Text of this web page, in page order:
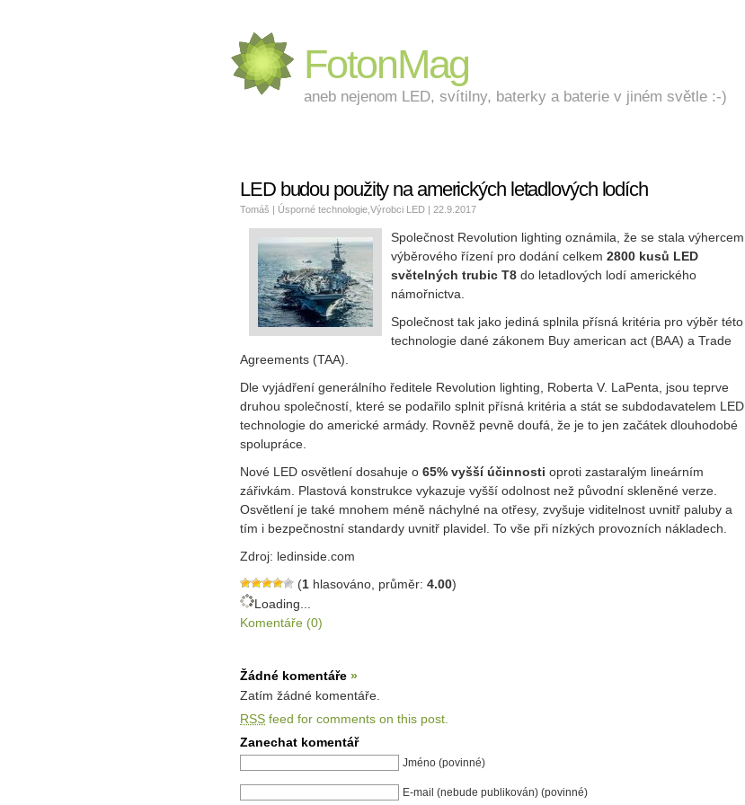
FotonMag
aneb nejenom LED, svítilny, baterky a baterie v jiném světle :-)
LED budou použity na amerických letadlových lodích
Tomáš | Úsporné technologie Výrobci LED | 22.9.2017
Společnost Revolution lighting oznámila, že se stala výhercem
výběrového řízení pro dodání celkem 2800 kusů LED
světelných trubic T8 do letadlových lodí amerického
námořnictva.
Společnost tak jako jediná splnila přísná kritéria pro výběr této
technologie dané zákonem Buy american act (BAA) a Trade
Agreements (TAA).
Dle vyjádření generálního ředitele Revolution lighting, Roberta V. LaPenta, jsou teprve
druhou společností, které se podařilo splnit přísná kritéria a stát se subdodavatelem LED
technologie do americké armády. Rovněž pevně doufá, že je to jen začátek dlouhodobé
spolupráce.
Nové LED osvětlení dosahuje o 65% vyšší účinnosti oproti zastaralým lineárním
zářivkám. Plastová konstrukce vykazuje vyšší odolnost než původní skleněné verze.
Osvětlení je také mnohem méně náchylné na otřesy, zvyšuje viditelnost uvnitř paluby a
tím i bezpečnostní standardy uvnitř plavidel. To vše při nízkých provozních nákladech.
Zdroj: ledinside.com
(1 hlasováno, průměr: 4.00)
Loading...
Komentáře (0)
Žádné komentáře »
Zatím žádné komentáře.
RSS feed for comments on this post.
Zanechat komentář
Jméno (povinné)
E-mail (nebude publikován) (povinné)